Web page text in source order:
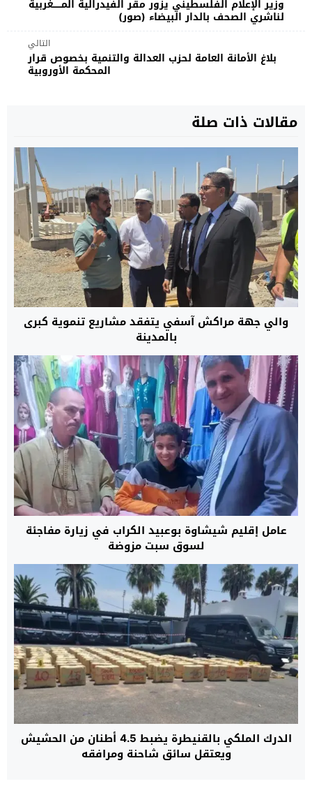
وزير الإعلام الفلسطيني يزور مقر الفيدرالية المــــــغربية
لناشري الصحف بالدار البيضاء (صور)
التالي
بلاغ الأمانة العامة لحزب العدالة والتنمية بخصوص قرار
المحكمة الأوروبية
مقالات ذات صلة
والي جهة مراكش آسفي يتفقد مشاريع تنموية كبرى
بالمدينة
عامل إقليم شيشاوة بوعبيد الكراب في زيارة مفاجئة
لسوق سبت مزوضة
الدرك الملكي بالقنيطرة يضبط 4.5 أطنان من الحشيش
ويعتقل سائق شاحنة ومرافقه